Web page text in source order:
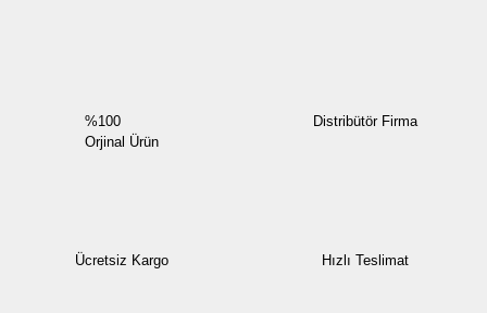
%100
Orjinal Ürün
Distribütör Firma
Ücretsiz Kargo Hızlı Teslimat